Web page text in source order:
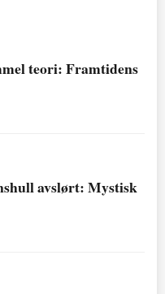
teori: Framtidens
avslørt: Mystisk